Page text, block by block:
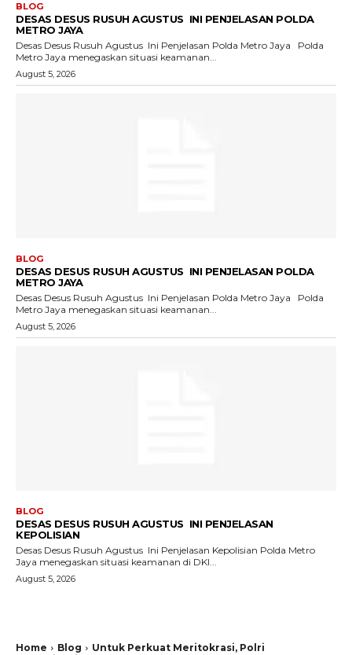
BLOG
DESAS DESUS RUSUH AGUSTUS INI PENJELASAN POLDA
METRO JAYA
Desas Desus Rusuh Agustus Ini Penjelasan Polda Metro Jaya Polda
Metro Jaya menegaskan situasi keamanan...
August 5, 2026
BLOG
DESAS DESUS RUSUH AGUSTUS INI PENJELASAN POLDA
METRO JAYA
Desas Desus Rusuh Agustus Ini Penjelasan Polda Metro Jaya Polda
Metro Jaya menegaskan situasi keamanan...
August 5, 2026
BLOG
DESAS DESUS RUSUH AGUSTUS INI PENJELASAN
KEPOLISIAN
Desas Desus Rusuh Agustus Ini Penjelasan Kepolisian Polda Metro
Jaya menegaskan situasi keamanan di DKI...
August 5, 2026